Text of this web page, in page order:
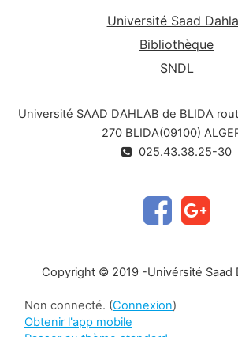
Université Saad
Bibliothèque
SNDL
Université SAAD DAHLAB de BLIDA
270 BLIDA(09100)
025.43.38.25-30
Copyright © 2019 -Univérsité Saad
Non connecté. (Connexion)
Obtenir l'app mobile